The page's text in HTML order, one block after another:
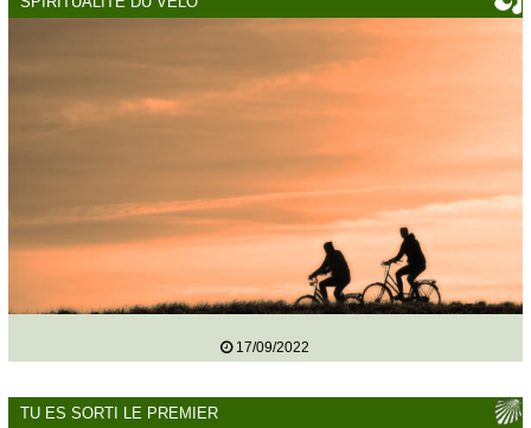
17/09/2022
TU ES SORTI LE PREMIER